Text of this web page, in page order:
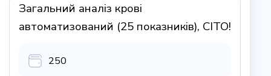
Загальний аналіз крові
автоматизований (25 показників), CITO!
250